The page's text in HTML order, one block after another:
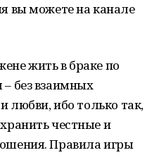
вы можете на канале
жить в браке по
без взаимных
любви, ибо только так,
честные и
Правила игры